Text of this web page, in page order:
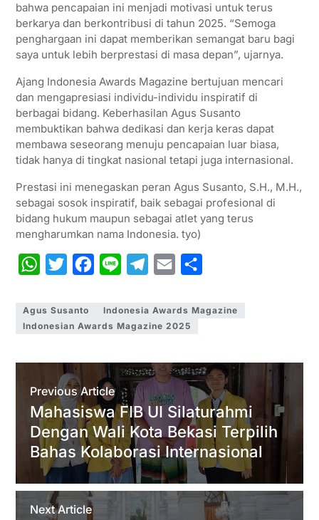
bahwa pencapaian ini menjadi motivasi untuk terus
berkarya dan berkontribusi di tahun 2025. “Semoga
penghargaan ini dapat memberikan semangat baru bagi
saya untuk lebih berprestasi di masa depan”, ujarnya.
Ajang Indonesia Awards Magazine bertujuan mencari
dan mengapresiasi individu-individu inspiratif di
berbagai bidang. Keberhasilan Agus Susanto
membuktikan bahwa dedikasi dan kerja keras dapat
membawa seseorang menuju pencapaian luar biasa,
tidak hanya di tingkat nasional tetapi juga internasional.
Prestasi ini menegaskan peran Agus Susanto, S.H., M.H.,
sebagai sosok inspiratif, baik sebagai profesional di
bidang hukum maupun sebagai atlet yang terus
mengharumkan nama Indonesia. tyo)
W
a
t
p
p
i
t
e
r
e
o
k
n
e
l
e
r
a
m
a
i
a
Agus Susanto
Indonesia Awards Magazine
Indonesian Awards Magazine 2025
Previous Article
Mahasiswa FIB UI Silaturahmi
Dengan Wali Kota Bekasi Terpilih
Bahas Kolaborasi Internasional
Next Article